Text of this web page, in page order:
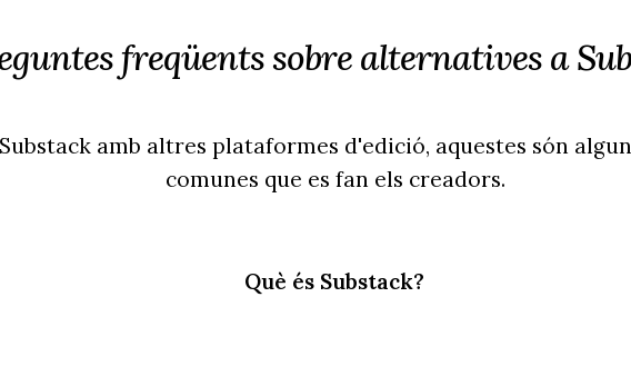
freqüents sobre alternatives a
amb altres plataformes d'edició, aquestes són
comunes que es fan els creadors.
Què és Substack?